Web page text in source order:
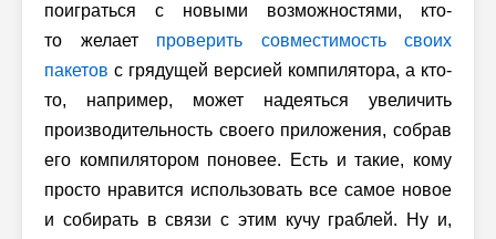
поиграться с новыми возможностями, кто-
то желает проверить совместимость своих
пакетов с грядущей версией компилятора, а кто-
то, например, может надеяться увеличить
производительность своего приложения, собрав
его компилятором поновее. Есть и такие, кому
просто нравится использовать все самое новое
и собирать в связи с этим кучу граблей. Ну и,